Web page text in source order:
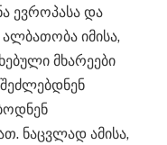
ევროპასა და
იმისა,
მხარეები
ნაცვლად ამისა,